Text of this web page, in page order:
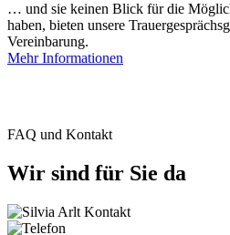
… und sie keinen Blick für die
haben, bieten unsere
Vereinbarung.
Mehr Informationen
FAQ und Kontakt
Wir sind für Sie da